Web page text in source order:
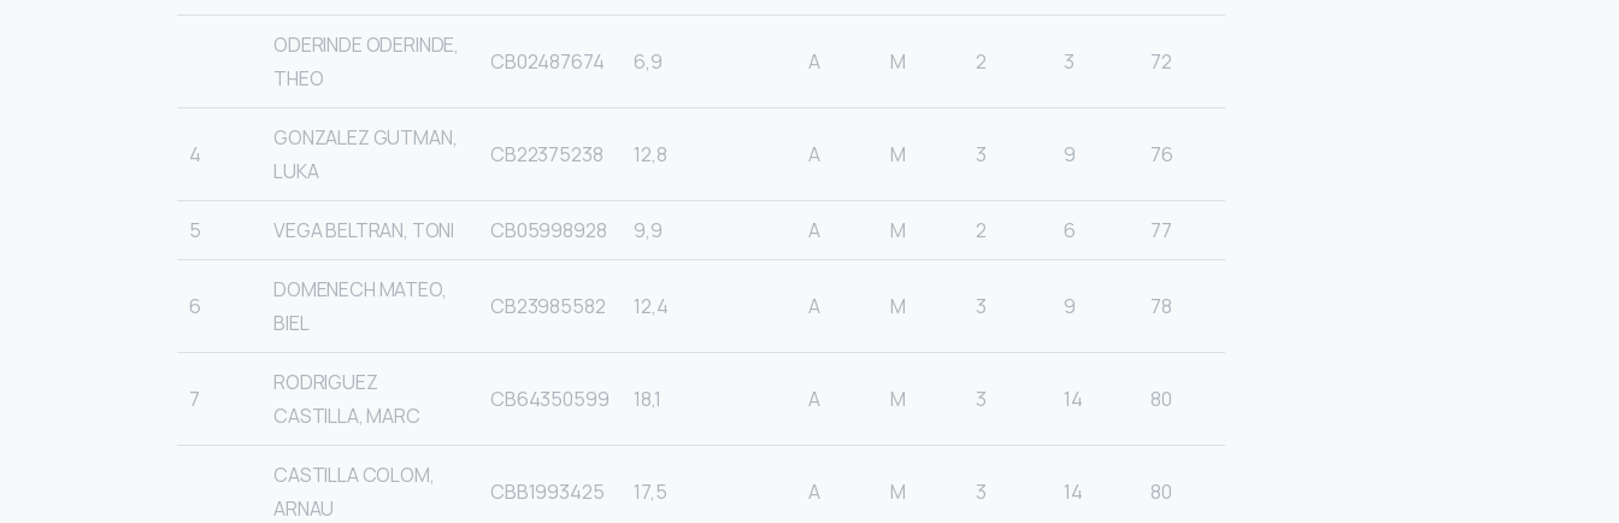
ODERINDE ODERINDE,
THEO
CB02487674 6,9 A M 2 3 72
4
GONZALEZ GUTMAN,
LUKA
CB22375238 12,8 A M 3 9 76
5 VEGA BELTRAN, TONI CB05998928 9,9 A M 2 6 77
6
DOMENECH MATEO,
BIEL
CB23985582 12,4 A M 3 9 78
7
RODRIGUEZ
CASTILLA, MARC
CB64350599 18,1 A M 3 14 80
CASTILLA COLOM,
ARNAU
CBB1993425 17,5 A M 3 14 80